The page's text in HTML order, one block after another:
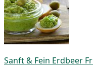
Sanft & Fein Erdbeer